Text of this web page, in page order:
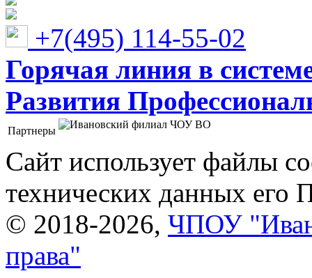
+7(495) 114-55-02
Горячая линия в
Развития
Партнеры
Сайт использует файлы
технических данных его
© 2018-2026, ЧПОУ
права"